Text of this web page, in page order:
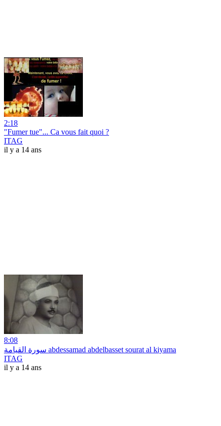
2:18
"Fumer tue"... Ca vous fait quoi ?
ITAG
il y a 14 ans
8:08
سورة القيامة abdessamad abdelbasset sourat al kiyama
ITAG
il y a 14 ans